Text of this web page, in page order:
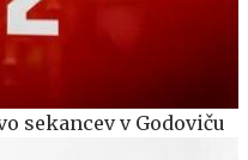
sekancev v Godoviču